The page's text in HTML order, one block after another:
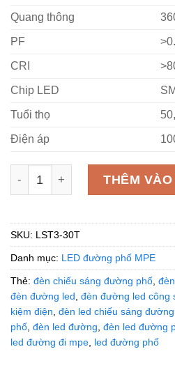
Quang thông
PF
CRI
Chip LED
Tuổi thọ
Điện áp
Đèn chiếu sáng đường phố
THÊM
SKU: LST3-30T
Danh mục: LED đường phố MPE
Thẻ: đèn chiếu sáng đường phố,
đèn đường led, đèn đường led công
kiệm điện, đèn led chiếu sáng đường
phố, đèn led đường, đèn led đường
led đường đi mpe, led đường phố